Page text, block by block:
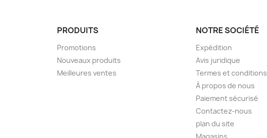
PRODUITS
Promotions
Nouveaux produits
Meilleures ventes
NOTRE SOCIÉTÉ
Expédition
Avis juridique
Termes et conditions
À propos de nous
Paiement sécurisé
Contactez-nous
plan du site